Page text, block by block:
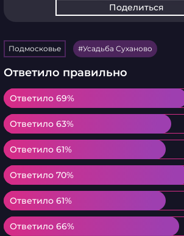
Поделиться
Подмосковье Усадьба Суханово
Ответило правильно
Ответило 69%
Ответило 69%
Ответило 63%
Ответило 63%
Ответило 61%
Ответило 61%
Ответило 70%
Ответило 70%
Ответило 61%
Ответило 61%
Ответило 66%
Ответило 66%